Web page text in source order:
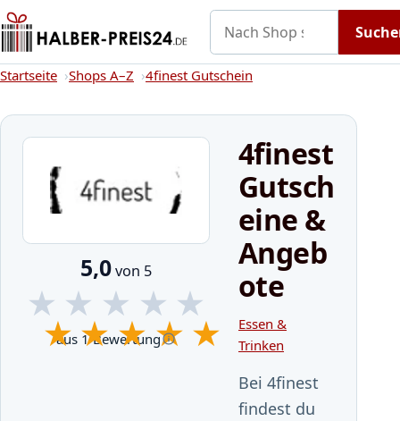
Startseite
GutscheineShops A–ZKategorien
Nach Shop suchen
Startseite Shops A–Z 4finest Gutschein
5,0von 5
★
★
★
★
★
★
★
★
★
★
aus 1 Bewertung
4finest
Gutsch
eine &
Angeb
ote
Essen &
Trinken
Bei 4finest
findest du